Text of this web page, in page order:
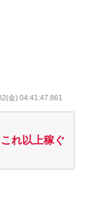
金) 04:41:47.861
れ以上稼ぐ